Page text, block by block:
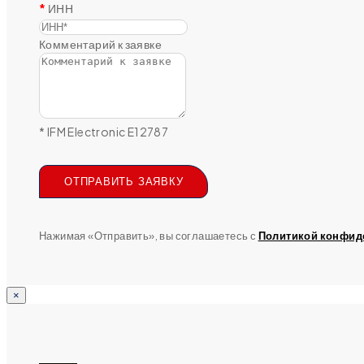
ИНН
Комментарий к заявке
* IFM Electronic E12787
ОТПРАВИТЬ ЗАЯВКУ
Нажимая «Отправить», вы соглашаетесь с Политикой
×